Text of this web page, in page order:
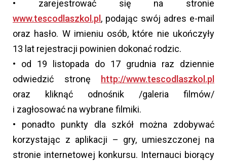
• zarejestrować się na stronie
www.tescodlaszkol.pl , podając swój adres e-mail
oraz hasło. W imieniu osób, które nie ukończyły
13 lat rejestracji powinien dokonać rodzic.
• od 19 listopada do 17 grudnia raz dziennie
odwiedzić stronę
http://www.tescodlaszkol.pl
oraz kliknąć odnośnik /galeria filmów/
i zagłosować na wybrane filmiki.
• ponadto punkty dla szkół można zdobywać
korzystając z aplikacji – gry, umieszczonej na
stronie internetowej konkursu. Internauci biorący